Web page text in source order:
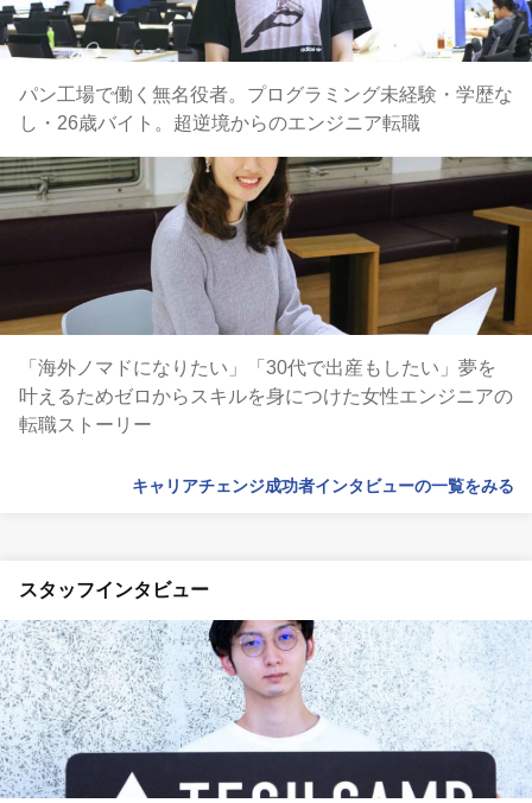
パン工場で働く無名役者。プログラミング未経験・学歴な
し・26歳バイト。超逆境からのエンジニア転職
「海外ノマドになりたい」「30代で出産もしたい」夢を
叶えるためゼロからスキルを身につけた女性エンジニアの
転職ストーリー
キャリアチェンジ成功者インタビューの一覧をみる
スタッフインタビュー